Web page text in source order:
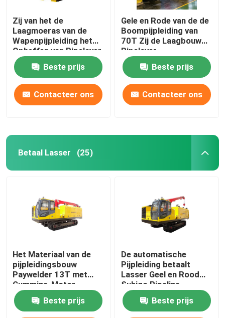
Zij van het de
Laagmoeras van de
Wapenpijpleiding het
Opheffen van Pipelayer
44000lb Hydraulisch
GewichtBeste prijs
Contacteer ons
Gele en Rode van de de
Boompijpleiding van
70T Zij de Laagbouw
Pipelayer
Beste prijs
Contacteer ons
Betaal Lasser (25)
Het Materiaal van de
pijpleidingsbouw
Paywelder 13T met
Cummins-Motor
Beste prijs
De automatische
Pijpleiding betaalt
Lasser Geel en Rood
Suhigo Pipeline
Machines
Beste prijs